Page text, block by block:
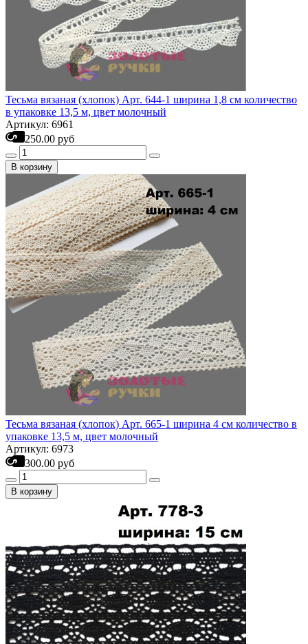
Тесьма вязаная (хлопок) Арт. 644-1 ширина 1,8 см количество
в упаковке 13,5 м, цвет молочный
Артикул: 6961
250.00 руб
В корзину
Тесьма вязаная (хлопок) Арт. 665-1 ширина 4 см количество в
упаковке 13,5 м, цвет молочный
Артикул: 6973
300.00 руб
В корзину